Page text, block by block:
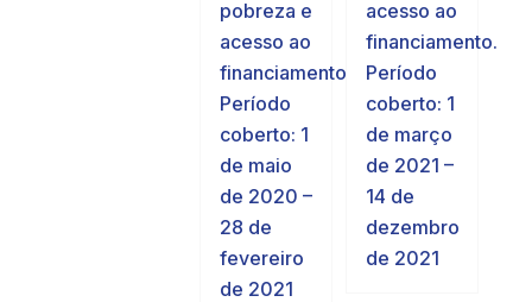
pobreza e
acesso ao
financiamento.
Período
coberto: 1
de maio
de 2020 –
28 de
fevereiro
de 2021
acesso ao
financiamento.
Período
coberto: 1
de março
de 2021 –
14 de
dezembro
de 2021